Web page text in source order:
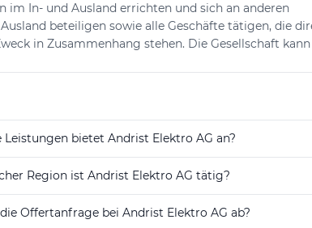
im In- und Ausland errichten und sich an anderen
beteiligen sowie alle Geschäfte tätigen, die
in Zusammenhang stehen. Die Gesellschaft
für Tochtergesellschaften und Dritte eingehen.
Leistungen bietet Andrist Elektro AG an?
Region ist Andrist Elektro AG tätig?
Offertanfrage bei Andrist Elektro AG ab?